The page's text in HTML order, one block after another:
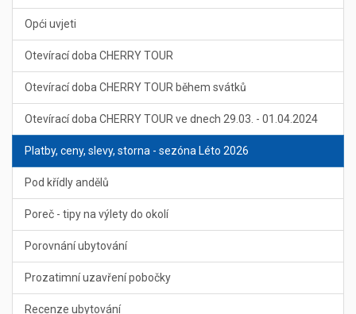
Opći uvjeti
Otevírací doba CHERRY TOUR
Otevírací doba CHERRY TOUR během svátků
Otevírací doba CHERRY TOUR ve dnech 29.03. - 01.04.2024
Platby, ceny, slevy, storna - sezóna Léto 2026
Pod křídly andělů
Poreč - tipy na výlety do okolí
Porovnání ubytování
Prozatimní uzavření pobočky
Recenze ubytování